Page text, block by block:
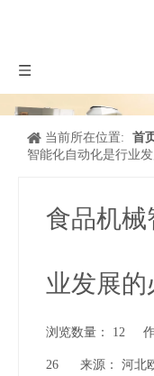
当前所在位置: 首
智能化自动化是行业
食品机械
业发展的
浏览数量： 12 作
26 来源： 河北